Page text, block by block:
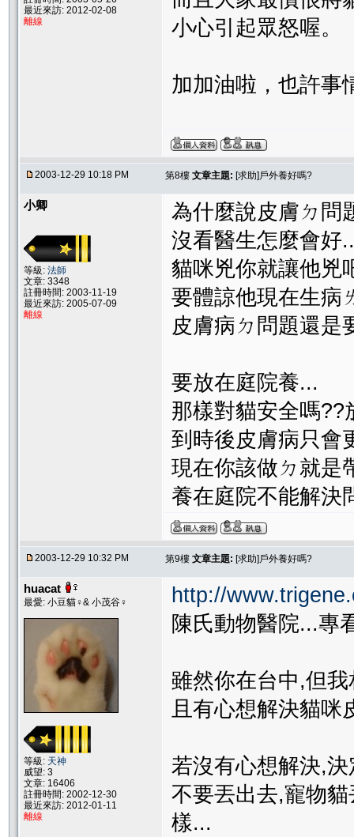
最近來訪: 2012-02-08
離線
小心引起眾怒喔。
加加油啦，也許事
2003-12-29 10:18 PM 第8樓 文章主題: [求助]戶外養好嗎?
小卿
等級: 法師
文章: 3348
註冊時間: 2003-11-19
最近來訪: 2005-07-09
離線
為什麼說皮膚ㄉ問
沒看醫生怎麼會好
貓咪兇你就讓他兇
要體諒他現在生病
皮膚病ㄉ問題還是
要放在庭院養...
那樣對貓安全嗎??
到時後皮膚病只會
現在你該做ㄉ就是
養在庭院不能解決
2003-12-29 10:32 PM 第9樓 文章主題: [求助]戶外養好嗎?
huacat
最愛: 小豆貓♀& 小茂谷♀
等級: 天神
威望: 3
文章: 16406
註冊時間: 2002-12-30
最近來訪: 2012-01-11
離線
http://
陳氏動物醫院...專
雖然你在台中,但
且有心想解決貓咪
若沒有心想解決,
不要丟出去,寵物
樣...